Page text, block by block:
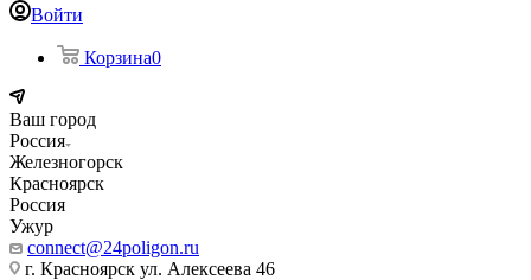
Войти
Корзина0
Ваш город
Россия
Железногорск
Красноярск
Россия
Ужур
connect@24poligon.ru
г. Красноярск ул. Алексеева 46